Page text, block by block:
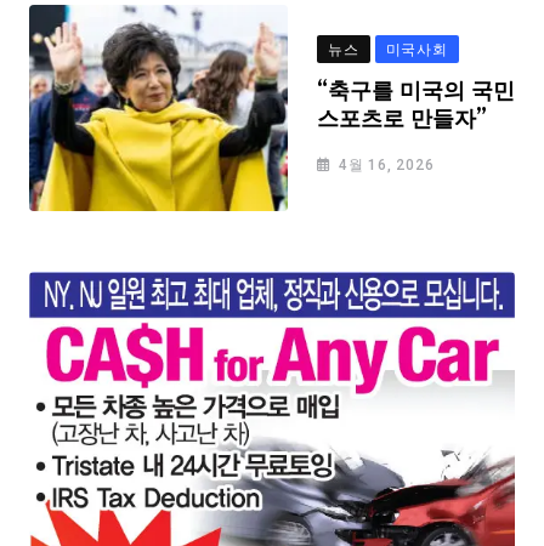
뉴스 미국사회
“축구를 미국의 국민
스포츠로 만들자”
4월 16, 2026